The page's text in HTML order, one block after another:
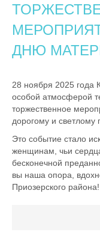
ДНЮ
28 ноября 2025 года
особой атмосферой
торжественное
дорогому и
Это событие стало
женщинам, чьи
бесконечной
вы наша опора,
Приозерского района!